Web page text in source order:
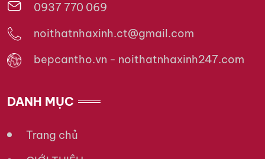
0937 770 069
noithatnhaxinh.ct@gmail.com
bepcantho.vn - noithatnhaxinh247.com
DANH MỤC
Trang chủ